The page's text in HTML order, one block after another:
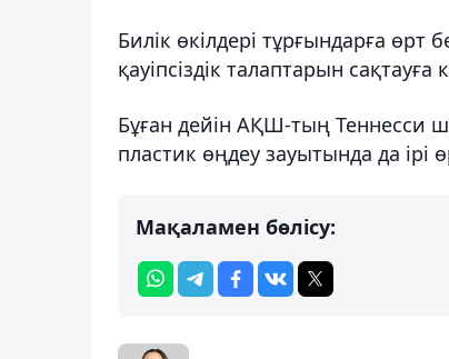
Билік өкілдері тұрғындарға
қауіпсіздік талаптарын сақтауға
Бұған дейін АҚШ-тың Теннесси
пластик өңдеу зауытында да ірі
Мақаламен бөлісу: